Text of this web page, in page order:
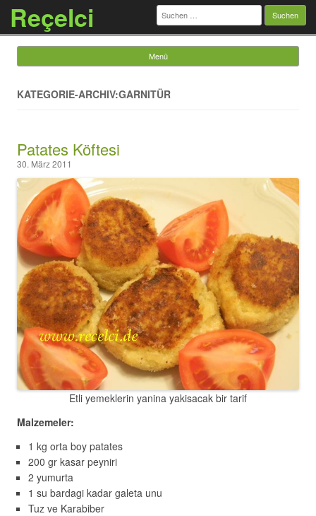
Reçelci Suchen
nach:
Menü
KATEGORIE-ARCHIV:GARNITÜR
Patates Köftesi
30. März 2011
Etli yemeklerin yanina yakisacak bir tarif
Malzemeler:
1 kg orta boy patates
200 gr kasar peyniri
2 yumurta
1 su bardagi kadar galeta unu
Tuz ve Karabiber